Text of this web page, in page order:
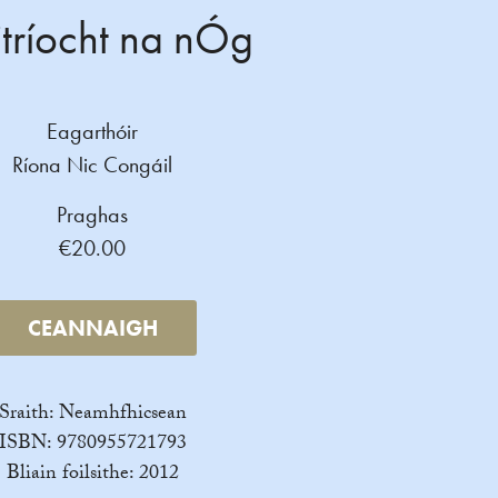
na nÓg
Eagarthóir
Ríona Nic Congáil
Praghas
€20.00
CEANNAIGH
Neamhfhicsean
9780955721793
Bliain foilsithe: 2012